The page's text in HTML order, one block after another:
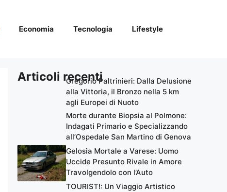
Economia Tecnologia Lifestyle
Articoli recentiGregorio Paltrinieri: Dalla Delusione
alla Vittoria, il Bronzo nella 5 km
agli Europei di Nuoto
Morte durante Biopsia al Polmone:
Indagati Primario e Specializzando
all’Ospedale San Martino di Genova
Gelosia Mortale a Varese: Uomo
Uccide Presunto Rivale in Amore
Travolgendolo con l’Auto
TOURIST!: Un Viaggio Artistico